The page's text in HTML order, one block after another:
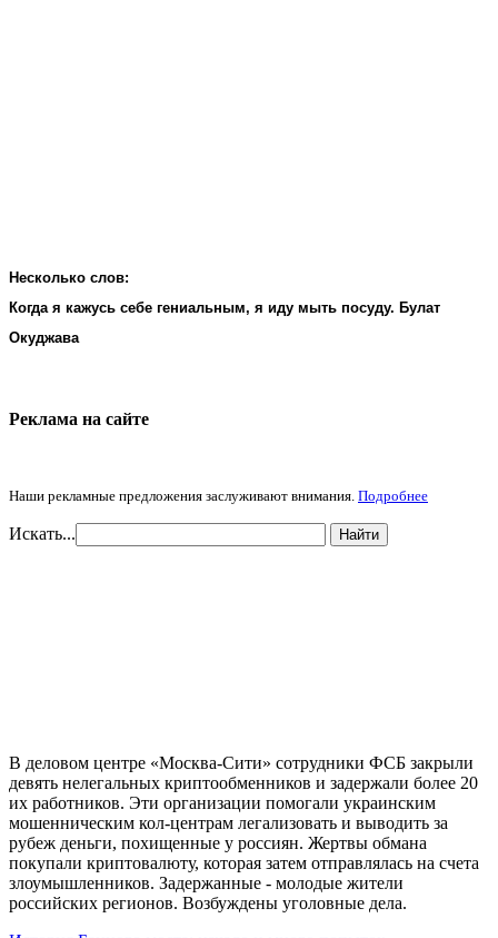
Несколько слов:
Когда я кажусь себе гениальным, я иду мыть посуду. Булат
Окуджава
Реклама на cайте
Наши рекламные предложения заслуживают внимания. Подробнее
Искать... Найти
В деловом центре «Москва-Сити» сотрудники ФСБ закрыли
девять нелегальных криптообменников и задержали более 20
их работников. Эти организации помогали украинским
мошенническим кол-центрам легализовать и выводить за
рубеж деньги, похищенные у россиян. Жертвы обмана
покупали криптовалюту, которая затем отправлялась на счета
злоумышленников. Задержанные - молодые жители
российских регионов. Возбуждены уголовные дела.